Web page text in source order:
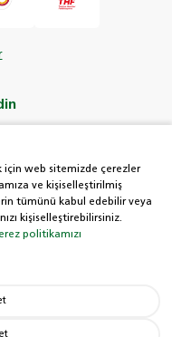
için web sitemizde çerezler
ve kişiselleştirilmiş
tümünü kabul edebilir veya
kişiselleştirebilirsiniz.
politikamızı